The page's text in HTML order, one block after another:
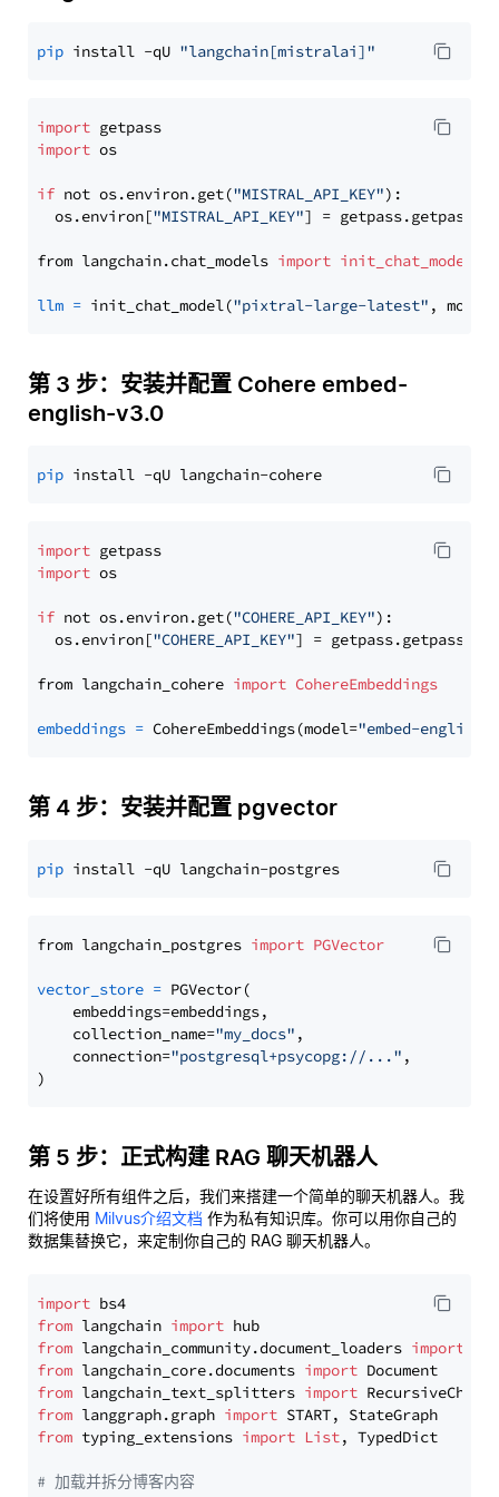
pip install -qU "langchain[mistralai]"
import
import os
if not os.environ.get("MISTRAL_API_KEY"):
  os.environ[
"MISTRAL_API_KEY"] = getpass.getpass(
from langchain.chat_models import init_chat_model
llm = init_chat_model("pixtral-large-latest" ,
第 3 步：安装并配置 Cohere embed-
english-v3.0
pip
import
import os
if not os.environ.get("COHERE_API_KEY"):
  os.environ[
"COHERE_API_KEY"] = getpass.getpass(
from langchain_cohere import CohereEmbeddings
embeddings = CohereEmbeddings(model="embed-english-
第 4 步：安装并配置 pgvector
pip
from langchain_postgres import PGVector
vector_store = PGVector(
    embeddings=embeddings,
    collection_name=
"my_docs" ,
    connection=
"postgresql+psycopg://..." ,
第 5 步：正式构建 RAG 聊天机器人
在设置好所有组件之后，我们来搭建一个简单的聊天机器人。我
们将使用 Milvus介绍文档 作为私有知识库。你可以用你自己的
数据集替换它，来定制你自己的 RAG 聊天机器人。
import
from langchain import
from langchain_community.document_loaders import
from langchain_core.documents import
from langchain_text_splitters import
from langgraph.graph import
from typing_extensions import List, TypedDict
# 加载并拆分博客内容